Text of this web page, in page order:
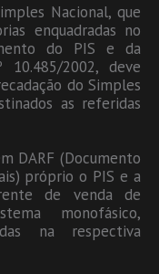
Nacional, que
enquadradas no
do PIS e da
2002, deve
do Simples
as referidas
DARF (Documento
próprio o PIS e a
de venda de
monofásico,
na respectiva